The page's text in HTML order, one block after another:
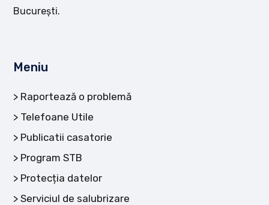
București.
Meniu
Raportează o problemă
Telefoane Utile
Publicatii casatorie
Program STB
Protecția datelor
Serviciul de salubrizare